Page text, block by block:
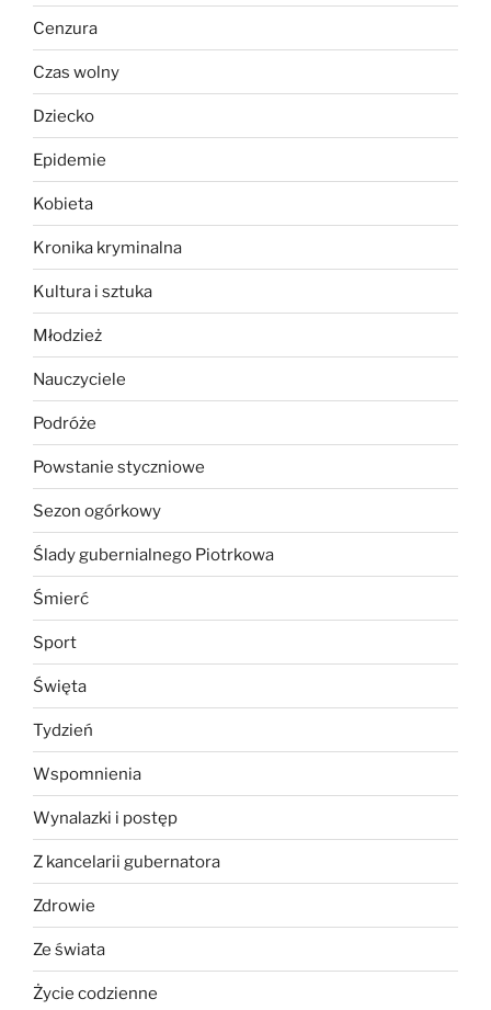
Cenzura
Czas wolny
Dziecko
Epidemie
Kobieta
Kronika kryminalna
Kultura i sztuka
Młodzież
Nauczyciele
Podróże
Powstanie styczniowe
Sezon ogórkowy
Ślady gubernialnego Piotrkowa
Śmierć
Sport
Święta
Tydzień
Wspomnienia
Wynalazki i postęp
Z kancelarii gubernatora
Zdrowie
Ze świata
Życie codzienne